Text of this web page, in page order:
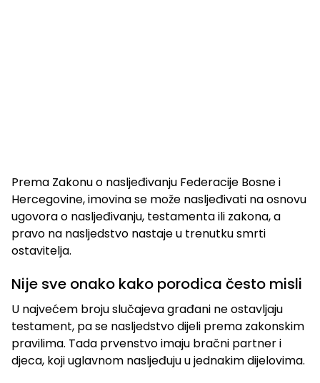
Prema Zakonu o nasljeđivanju Federacije Bosne i
Hercegovine, imovina se može nasljeđivati na osnovu
ugovora o nasljeđivanju, testamenta ili zakona, a
pravo na nasljedstvo nastaje u trenutku smrti
ostavitelja.
Nije sve onako kako porodica često misli
U najvećem broju slučajeva građani ne ostavljaju
testament, pa se nasljedstvo dijeli prema zakonskim
pravilima. Tada prvenstvo imaju bračni partner i
djeca, koji uglavnom nasljeđuju u jednakim dijelovima.